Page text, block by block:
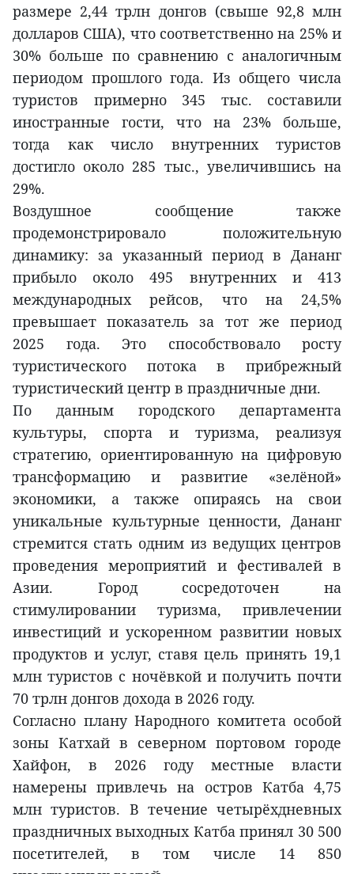
размере 2,44 трлн донгов (свыше 92,8 млн
долларов США), что соответственно на 25% и
30% больше по сравнению с аналогичным
периодом прошлого года. Из общего числа
туристов примерно 345 тыс. составили
иностранные гости, что на 23% больше,
тогда как число внутренних туристов
достигло около 285 тыс., увеличившись на
29%.
Воздушное сообщение также
продемонстрировало положительную
динамику: за указанный период в Дананг
прибыло около 495 внутренних и 413
международных рейсов, что на 24,5%
превышает показатель за тот же период
2025 года. Это способствовало росту
туристического потока в прибрежный
туристический центр в праздничные дни.
По данным городского департамента
культуры, спорта и туризма, реализуя
стратегию, ориентированную на цифровую
трансформацию и развитие «зелёной»
экономики, а также опираясь на свои
уникальные культурные ценности, Дананг
стремится стать одним из ведущих центров
проведения мероприятий и фестивалей в
Азии. Город сосредоточен на
стимулировании туризма, привлечении
инвестиций и ускоренном развитии новых
продуктов и услуг, ставя цель принять 19,1
млн туристов с ночёвкой и получить почти
70 трлн донгов дохода в 2026 году.
Согласно плану Народного комитета особой
зоны Катхай в северном портовом городе
Хайфон, в 2026 году местные власти
намерены привлечь на остров Катба 4,75
млн туристов. В течение четырёхдневных
праздничных выходных Катба принял 30 500
посетителей, в том числе 14 850